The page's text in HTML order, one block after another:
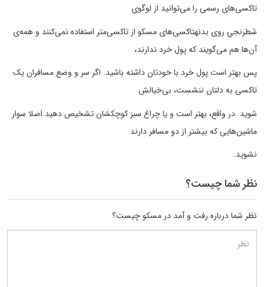
تاکسی‌های رسمی را می‌توانید از لوگویِ
شطرنجیِ روی بدنهتاکسی‌های مسکو از تاکسی‌متر استفاده نمی‌کنند و همه‌ی
آن‌ها هم می‌گویند که پول خرد ندارند،
پس بهتر است پول خرد با خودتان داشته باشید. اگر سر و وضع مسافران یک
تاکسی به دلتان ننشست، بی‌خیالش
شوید. در واقع، بهتر است و یا چراغ سبز کوچکشان تشخیص دهید.اصلا سوار
ماشین‌هایی که بیشتر از دو مسافر دارند
نشوید.
نظر شما چیست؟
نظر شما درباره رفت و آمد در مسکو چیست؟